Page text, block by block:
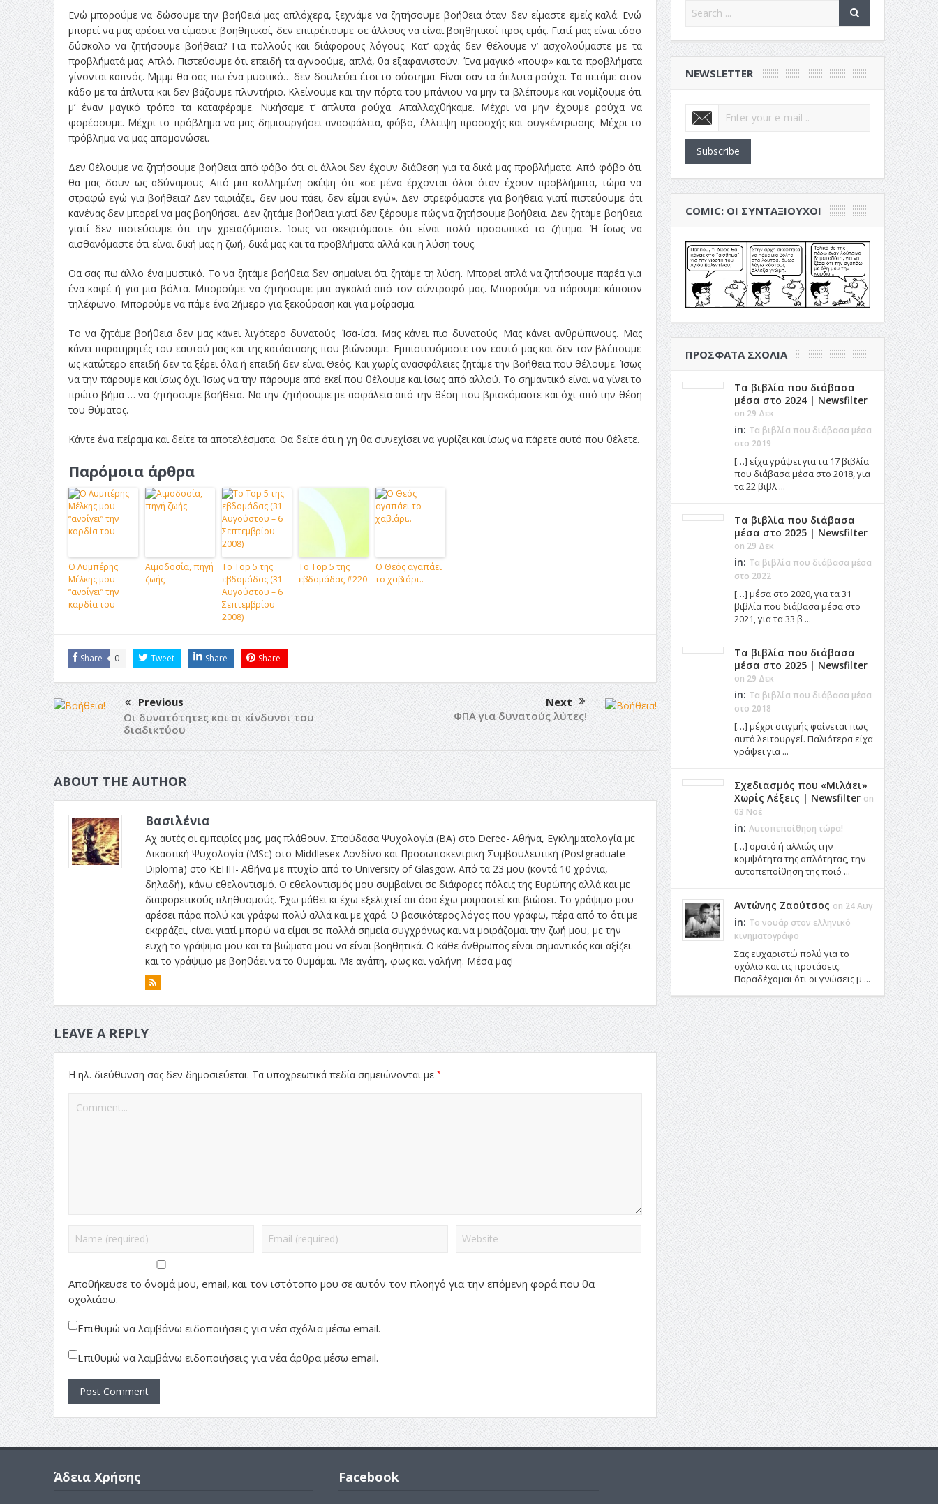
Ενώ μπορούμε να δώσουμε την βοήθειά μας απλόχερα, ξεχνάμε να ζητήσουμε βοήθεια όταν δεν είμαστε εμείς καλά. Ενώ
μπορεί να μας αρέσει να είμαστε βοηθητικοί, δεν επιτρέπουμε σε άλλους να είναι βοηθητικοί προς εμάς. Γιατί μας είναι τόσο
δύσκολο να ζητήσουμε βοήθεια? Για πολλούς και διάφορους λόγους. Κατ’ αρχάς δεν θέλουμε ν’ ασχολούμαστε με τα
προβλήματά μας. Απλό. Πιστεύουμε ότι επειδή τα αγνοούμε, απλά, θα εξαφανιστούν. Ένα μαγικό «πουφ» και τα προβλήματα
γίνονται καπνός. Μμμμ θα σας πω ένα μυστικό… δεν δουλεύει έτσι το σύστημα. Είναι σαν τα άπλυτα ρούχα. Τα πετάμε στον
κάδο με τα άπλυτα και δεν βάζουμε πλυντήριο. Κλείνουμε και την πόρτα του μπάνιου να μην τα βλέπουμε και νομίζουμε ότι
μ’ έναν μαγικό τρόπο τα καταφέραμε. Νικήσαμε τ’ άπλυτα ρούχα. Απαλλαχθήκαμε. Μέχρι να μην έχουμε ρούχα να
φορέσουμε. Μέχρι το πρόβλημα να μας δημιουργήσει ανασφάλεια, φόβο, έλλειψη προσοχής και συγκέντρωσης. Μέχρι το
πρόβλημα να μας απομονώσει.
Δεν θέλουμε να ζητήσουμε βοήθεια από φόβο ότι οι άλλοι δεν έχουν διάθεση για τα δικά μας προβλήματα. Από φόβο ότι
θα μας δουν ως αδύναμους. Από μια κολλημένη σκέψη ότι «σε μένα έρχονται όλοι όταν έχουν προβλήματα, τώρα να
στραφώ εγώ για βοήθεια? Δεν ταιριάζει, δεν μου πάει, δεν είμαι εγώ». Δεν στρεφόμαστε για βοήθεια γιατί πιστεύουμε ότι
κανένας δεν μπορεί να μας βοηθήσει. Δεν ζητάμε βοήθεια γιατί δεν ξέρουμε πώς να ζητήσουμε βοήθεια. Δεν ζητάμε βοήθεια
γιατί δεν πιστεύουμε ότι την χρειαζόμαστε. Ίσως να σκεφτόμαστε ότι είναι πολύ προσωπικό το ζήτημα. Ή ίσως να
αισθανόμαστε ότι είναι δική μας η ζωή, δικά μας και τα προβλήματα αλλά και η λύση τους.
Θα σας πω άλλο ένα μυστικό. Το να ζητάμε βοήθεια δεν σημαίνει ότι ζητάμε τη λύση. Μπορεί απλά να ζητήσουμε παρέα για
ένα καφέ ή για μια βόλτα. Μπορούμε να ζητήσουμε μια αγκαλιά από τον σύντροφό μας. Μπορούμε να πάρουμε κάποιον
τηλέφωνο. Μπορούμε να πάμε ένα 2ήμερο για ξεκούραση και για μοίρασμα.
Το να ζητάμε βοήθεια δεν μας κάνει λιγότερο δυνατούς. Ίσα-ίσα. Μας κάνει πιο δυνατούς. Μας κάνει ανθρώπινους. Μας
κάνει παρατηρητές του εαυτού μας και της κατάστασης που βιώνουμε. Εμπιστευόμαστε τον εαυτό μας και δεν τον βλέπουμε
ως κατώτερο επειδή δεν τα ξέρει όλα ή επειδή δεν είναι Θεός. Και χωρίς ανασφάλειες ζητάμε την βοήθεια που θέλουμε. Ίσως
να την πάρουμε και ίσως όχι. Ίσως να την πάρουμε από εκεί που θέλουμε και ίσως από αλλού. Το σημαντικό είναι να γίνει το
πρώτο βήμα … να ζητήσουμε βοήθεια. Να την ζητήσουμε με ασφάλεια από την θέση που βρισκόμαστε και όχι από την θέση
του θύματος.
Κάντε ένα πείραμα και δείτε τα αποτελέσματα. Θα δείτε ότι η γη θα συνεχίσει να γυρίζει και ίσως να πάρετε αυτό που θέλετε.
Παρόμοια άρθρα
Ο Λυμπέρης
Μέλκης μου
“ανοίγει” την
καρδία του
Αιμοδοσία, πηγή
ζωής
Το Top 5 της
εβδομάδας (31
Αυγούστου – 6
Σεπτεμβρίου
2008)
Το Top 5 της
εβδομάδας #220
Ο Θεός αγαπάει
το χαβιάρι..
Share 0 Tweet Share Share
Previous
Οι δυνατότητες και οι κίνδυνοι του
διαδικτύου
Next
ΦΠΑ για δυνατούς λύτες!
ABOUT THE AUTHOR
Βασιλένια
Αχ αυτές οι εμπειρίες μας, μας πλάθουν. Σπούδασα Ψυχολογία (BA) στο Deree- Αθήνα, Εγκληματολογία με
Δικαστική Ψυχολογία (MSc) στο Middlesex-Λονδίνο και Προσωποκεντρική Συμβουλευτική (Postgraduate
Diploma) στο ΚΕΠΠ- Αθήνα με πτυχίο από το University of Glasgow. Από τα 23 μου (κοντά 10 χρόνια,
δηλαδή), κάνω εθελοντισμό. Ο εθελοντισμός μου συμβαίνει σε διάφορες πόλεις της Ευρώπης αλλά και με
διαφορετικούς πληθυσμούς. Έχω μάθει κι έχω εξελιχτεί απ όσα έχω μοιραστεί και βιώσει. Το γράψιμο μου
αρέσει πάρα πολύ και γράφω πολύ αλλά και με χαρά. Ο βασικότερος λόγος που γράφω, πέρα από το ότι με
εκφράζει, είναι γιατί μπορώ να είμαι σε πολλά σημεία συγχρόνως και να μοιράζομαι την ζωή μου, με την
ευχή το γράψιμο μου και τα βιώματα μου να είναι βοηθητικά. Ο κάθε άνθρωπος είναι σημαντικός και αξίζει -
και το γράψιμο με βοηθάει να το θυμάμαι. Με αγάπη, φως και γαλήνη. Μέσα μας!
LEAVE A REPLY
Η ηλ. διεύθυνση σας δεν δημοσιεύεται. Τα υποχρεωτικά πεδία σημειώνονται με *
Αποθήκευσε το όνομά μου, email, και τον ιστότοπο μου σε αυτόν τον πλοηγό για την επόμενη φορά που θα
σχολιάσω.
Επιθυμώ να λαμβάνω ειδοποιήσεις για νέα σχόλια μέσω email.
Επιθυμώ να λαμβάνω ειδοποιήσεις για νέα άρθρα μέσω email.
NEWSLETTER
Subscribe
COMIC: ΟΙ ΣΥΝΤΑΞΙΟΎΧΟΙ
ΠΡΌΣΦΑΤΑ ΣΧΌΛΙΑ
Τα βιβλία που διάβασα
μέσα στο 2024 | Newsfilter
on 29 Δεκ
in: Τα βιβλία που διάβασα μέσα
στο 2019
[…] είχα γράψει για τα 17 βιβλία
που διάβασα μέσα στο 2018, για
τα 22 βιβλ ...
Τα βιβλία που διάβασα
μέσα στο 2025 | Newsfilter
on 29 Δεκ
in: Τα βιβλία που διάβασα μέσα
στο 2022
[…] μέσα στο 2020, για τα 31
βιβλία που διάβασα μέσα στο
2021, για τα 33 β ...
Τα βιβλία που διάβασα
μέσα στο 2025 | Newsfilter
on 29 Δεκ
in: Τα βιβλία που διάβασα μέσα
στο 2018
[…] μέχρι στιγμής φαίνεται πως
αυτό λειτουργεί. Παλιότερα είχα
γράψει για ...
Σχεδιασμός που «Μιλάει»
Χωρίς Λέξεις | Newsfilter on
03 Νοέ
in: Αυτοπεποίθηση τώρα!
[…] ορατό ή αλλιώς την
κομψότητα της απλότητας, την
αυτοπεποίθηση της ποιό ...
Αντώνης Ζαούτσος on 24 Αυγ
in: Το νουάρ στον ελληνικό
κινηματογράφο
Σας ευχαριστώ πολύ για το
σχόλιο και τις προτάσεις.
Παραδέχομαι ότι οι γνώσεις μ ...
Άδεια Χρήσης Facebook